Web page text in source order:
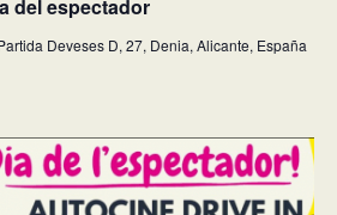
del espectador
Deveses D, 27, Denia, Alicante, España